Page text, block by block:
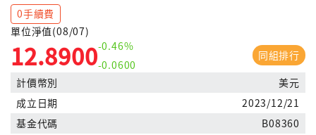
0手續費
單位淨值(08/07)
12.8900-0.46%
-0.0600
同組排行
計價幣別
美元
成立日期
2023/12/21
基金代碼
B08360